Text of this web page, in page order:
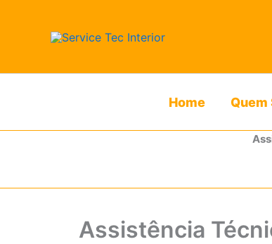
Home Quem
Assistência